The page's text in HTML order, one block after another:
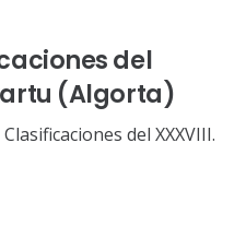
del
(Algorta)
del XXXVIII.